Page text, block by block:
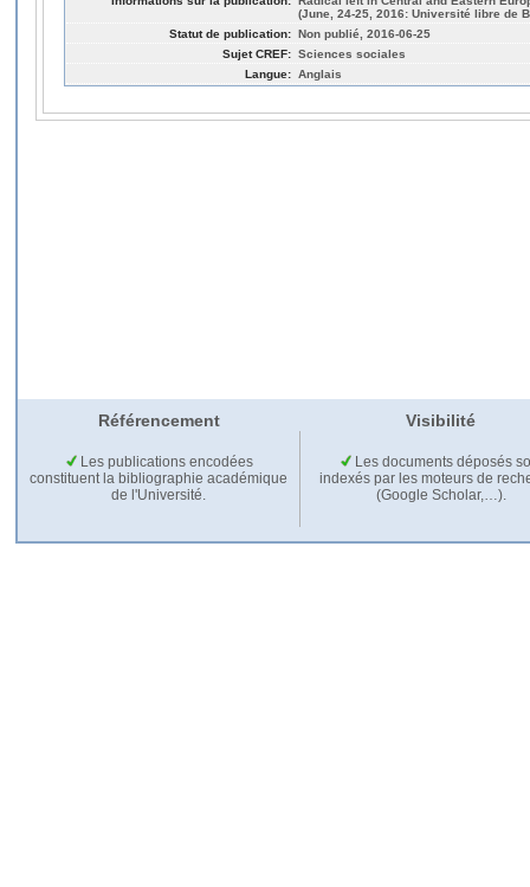
(June, 24-25, 2016: Université libre de
Statut de publication: Non publié, 2016-06-25
Sujet CREF: Sciences sociales
Langue: Anglais
Référencement Visibilité
Les publications encodées
constituent la bibliographie académique
de l'Université.
Les documents déposés
indexés par les moteurs de
(Google Scholar,…).